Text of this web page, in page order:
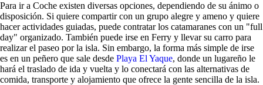
Para ir a Coche existen diversas opciones, dependiendo de su ánimo o
disposición. Si quiere compartir con un grupo alegre y ameno y quiere
hacer actividades guiadas, puede contratar los catamaranes con un "full
day" organizado. También puede irse en Ferry y llevar su carro para
realizar el paseo por la isla. Sin embargo, la forma más simple de irse
es en un peñero que sale desde Playa El Yaque, donde un lugareño le
hará el traslado de ida y vuelta y lo conectará con las alternativas de
comida, transporte y alojamiento que ofrece la gente sencilla de la isla.